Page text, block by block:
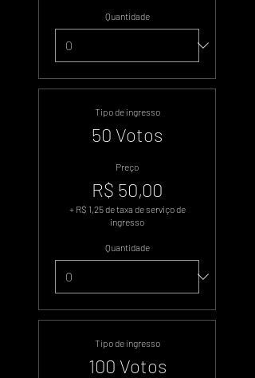
Quantidade
Tipo de ingresso
50 Votos
Preço
R$ 50,00
+ R$ 1,25 de taxa de serviço de
ingresso
Quantidade
Tipo de ingresso
100 Votos